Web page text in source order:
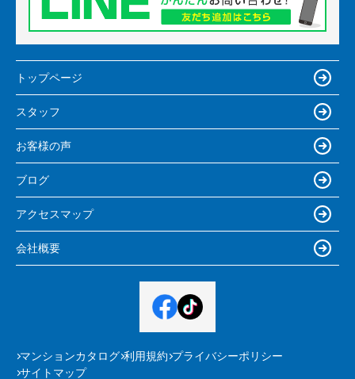
トップページ
スタッフ
お客様の声
ブログ
アクセスマップ
会社概要
マンションカタログ 利用規約 プライバシーポリシー
サイトマップ